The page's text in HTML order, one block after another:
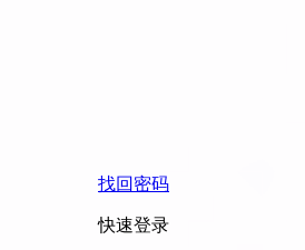
找回密码
快速登录